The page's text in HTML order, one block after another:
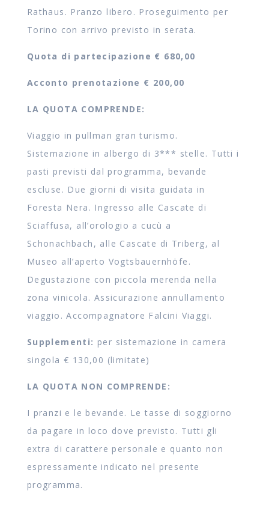
Rathaus. Pranzo libero. Proseguimento per
Torino con arrivo previsto in serata.
Quota di partecipazione € 680,00
Acconto prenotazione € 200,00
LA QUOTA COMPRENDE:
Viaggio in pullman gran turismo.
Sistemazione in albergo di 3*** stelle. Tutti i
pasti previsti dal programma, bevande
escluse. Due giorni di visita guidata in
Foresta Nera. Ingresso alle Cascate di
Sciaffusa, all’orologio a cucù a
Schonachbach, alle Cascate di Triberg, al
Museo all’aperto Vogtsbauernhöfe.
Degustazione con piccola merenda nella
zona vinicola. Assicurazione annullamento
viaggio. Accompagnatore Falcini Viaggi.
Supplementi: per sistemazione in camera
singola € 130,00 (limitate)
LA QUOTA NON COMPRENDE:
I pranzi e le bevande. Le tasse di soggiorno
da pagare in loco dove previsto. Tutti gli
extra di carattere personale e quanto non
espressamente indicato nel presente
programma.